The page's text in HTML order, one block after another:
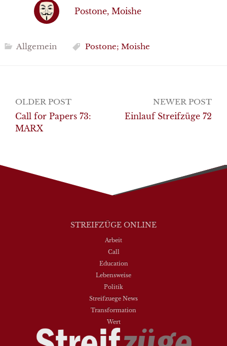
Postone, Moishe
Allgemein Postone; Moishe
Post
navigation
OLDER POST
Call for Papers 73:
MARX
NEWER POST
Einlauf Streifzüge 72
STREIFZÜGE ONLINE
Arbeit
Call
Education
Lebensweise
Politik
Streifzuege News
Transformation
Wert